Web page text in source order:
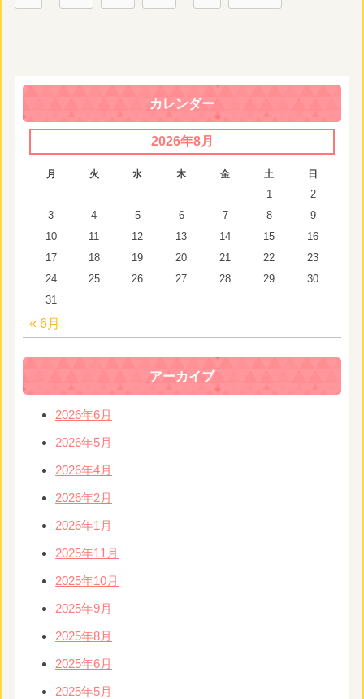
カレンダー
2026年8月
月 火 水 木 金 土 日
« 6月
1
2
3
4 5 6 7 8
9
10
11 12 13 14 15
16
17
18 19 20 21 22
23
24
25 26 27 28 29
30
31
アーカイブ
2026年6月
2026年5月
2026年4月
2026年2月
2026年1月
2025年11月
2025年10月
2025年9月
2025年8月
2025年6月
2025年5月